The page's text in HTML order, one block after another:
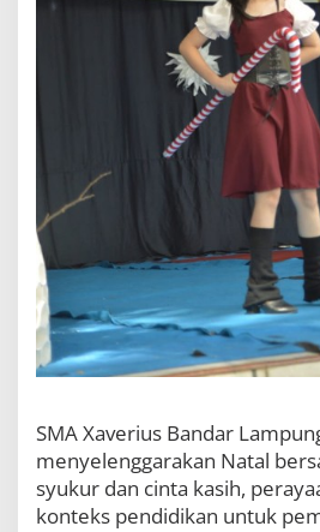
SMA Xaverius Bandar
menyelenggarakan Natal
syukur dan cinta kasih,
konteks pendidikan untuk